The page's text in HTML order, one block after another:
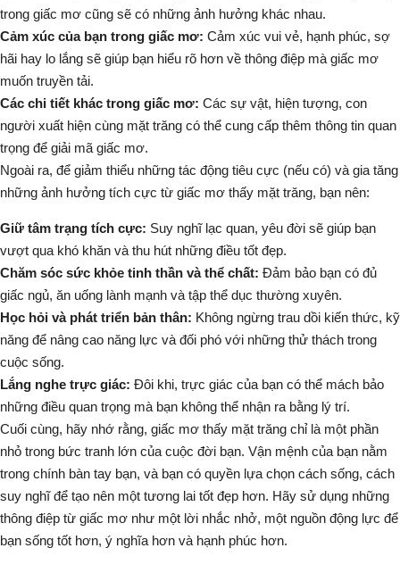
trong giấc mơ cũng sẽ có những ảnh hưởng khác nhau.
Cảm xúc của bạn trong giấc mơ: Cảm xúc vui vẻ, hạnh phúc, sợ
hãi hay lo lắng sẽ giúp bạn hiểu rõ hơn về thông điệp mà giấc mơ
muốn truyền tải.
Các chi tiết khác trong giấc mơ: Các sự vật, hiện tượng, con
người xuất hiện cùng mặt trăng có thể cung cấp thêm thông tin quan
trọng để giải mã giấc mơ.
Ngoài ra, để giảm thiểu những tác động tiêu cực (nếu có) và gia tăng
những ảnh hưởng tích cực từ giấc mơ thấy mặt trăng, bạn nên:
Giữ tâm trạng tích cực: Suy nghĩ lạc quan, yêu đời sẽ giúp bạn
vượt qua khó khăn và thu hút những điều tốt đẹp.
Chăm sóc sức khỏe tinh thần và thể chất: Đảm bảo bạn có đủ
giấc ngủ, ăn uống lành mạnh và tập thể dục thường xuyên.
Học hỏi và phát triển bản thân: Không ngừng trau dồi kiến thức, kỹ
năng để nâng cao năng lực và đối phó với những thử thách trong
cuộc sống.
Lắng nghe trực giác: Đôi khi, trực giác của bạn có thể mách bảo
những điều quan trọng mà bạn không thể nhận ra bằng lý trí.
Cuối cùng, hãy nhớ rằng, giấc mơ thấy mặt trăng chỉ là một phần
nhỏ trong bức tranh lớn của cuộc đời bạn. Vận mệnh của bạn nằm
trong chính bàn tay bạn, và bạn có quyền lựa chọn cách sống, cách
suy nghĩ để tạo nên một tương lai tốt đẹp hơn. Hãy sử dụng những
thông điệp từ giấc mơ như một lời nhắc nhở, một nguồn động lực để
bạn sống tốt hơn, ý nghĩa hơn và hạnh phúc hơn.